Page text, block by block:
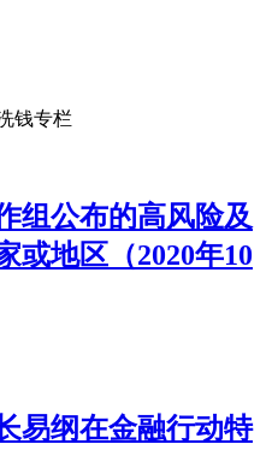
钱专栏
组公布的高风险及
或地区（2020年10
易纲在金融行动特